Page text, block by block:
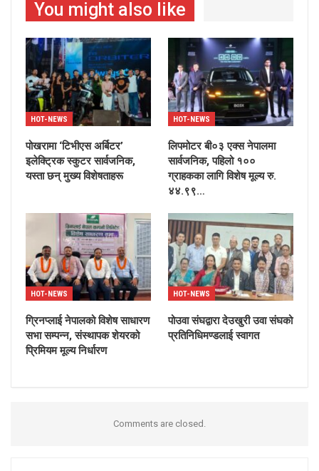
You might also like
HOT-NEWS
पोखरामा ‘टिभीएस अर्बिटर’
इलेक्ट्रिक स्कुटर सार्वजनिक,
यस्ता छन् मुख्य विशेषताहरू
HOT-NEWS
लिपमोटर बी०३ एक्स नेपालमा
सार्वजनिक, पहिलो १००
ग्राहकका लागि विशेष मूल्य रु.
४४.९९…
HOT-NEWS
ग्रिनप्लाई नेपालको विशेष साधारण
सभा सम्पन्न, संस्थापक शेयरको
प्रिमियम मूल्य निर्धारण
HOT-NEWS
पोउवा संघद्वारा देउखुरी उवा संघको
प्रतिनिधिमण्डलाई स्वागत
Comments are closed.